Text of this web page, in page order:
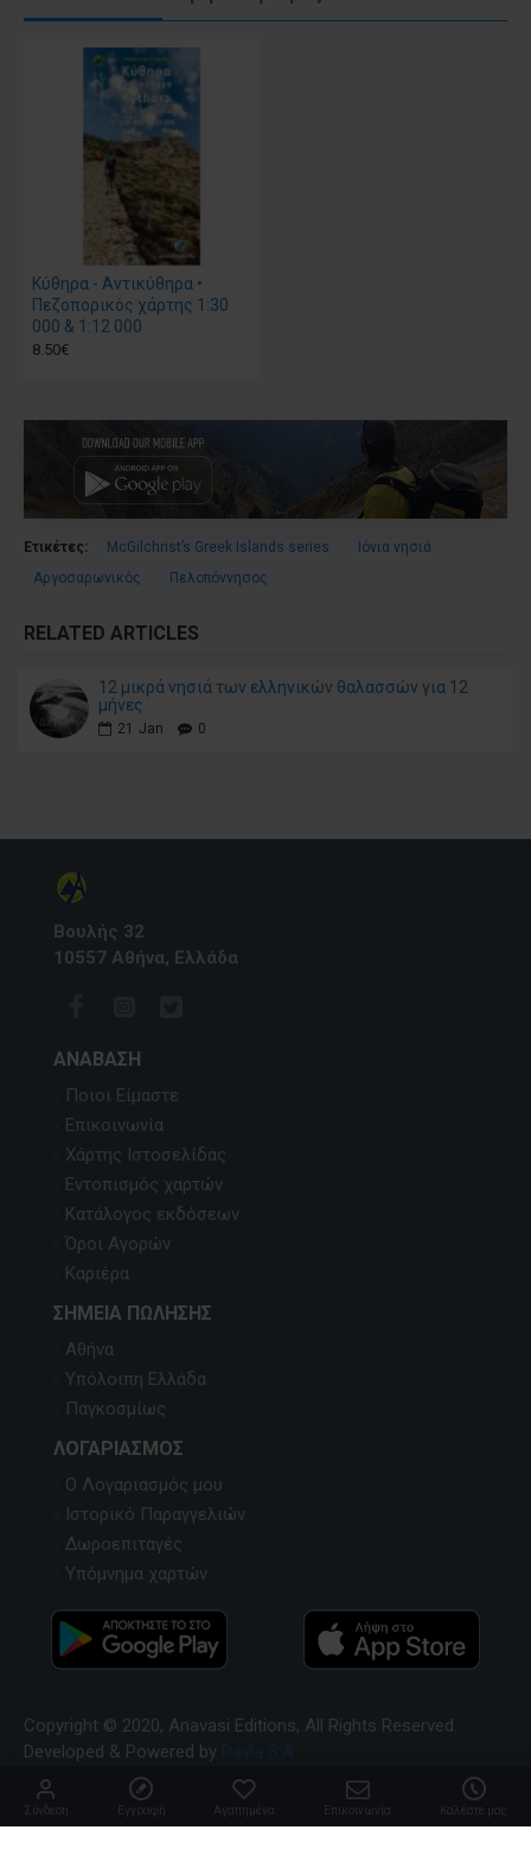
Κύθηρα - Αντικύθηρα •
Πεζοπορικός χάρτης 1:30
000 & 1:12 000
8.50€
Ετικέτες: McGilchrist’s Greek Islands series
Ιόνια νησιά
Αργοσαρωνικός
Πελοπόννησος
RELATED ARTICLES
12 μικρά νησιά των ελληνικών θαλασσών για 12
μήνες
21 Jan 0
Βουλής 32
10557 Αθήνα, Ελλάδα
ΑΝΆΒΑΣΗ
Ποιοι Είμαστε
Επικοινωνία
Χάρτης Ιστοσελίδας
Εντοπισμός χαρτών
Κατάλογος εκδόσεων
Όροι Αγορών
Καριέρα
ΣΗΜΕΊΑ ΠΏΛΗΣΗΣ
Αθήνα
Υπόλοιπη Ελλάδα
Παγκοσμίως
ΛΟΓΑΡΙΑΣΜΌΣ
Ο Λογαριασμός μου
Ιστορικό Παραγγελιών
Δωροεπιταγές
Υπόμνημα χαρτών
Copyright © 2020, Anavasi Editions, All Rights Reserved.
Developed & Powered by
Σύνδεση Εγγραφή Αγαπημένα Επικοινωνία Καλέστε μας